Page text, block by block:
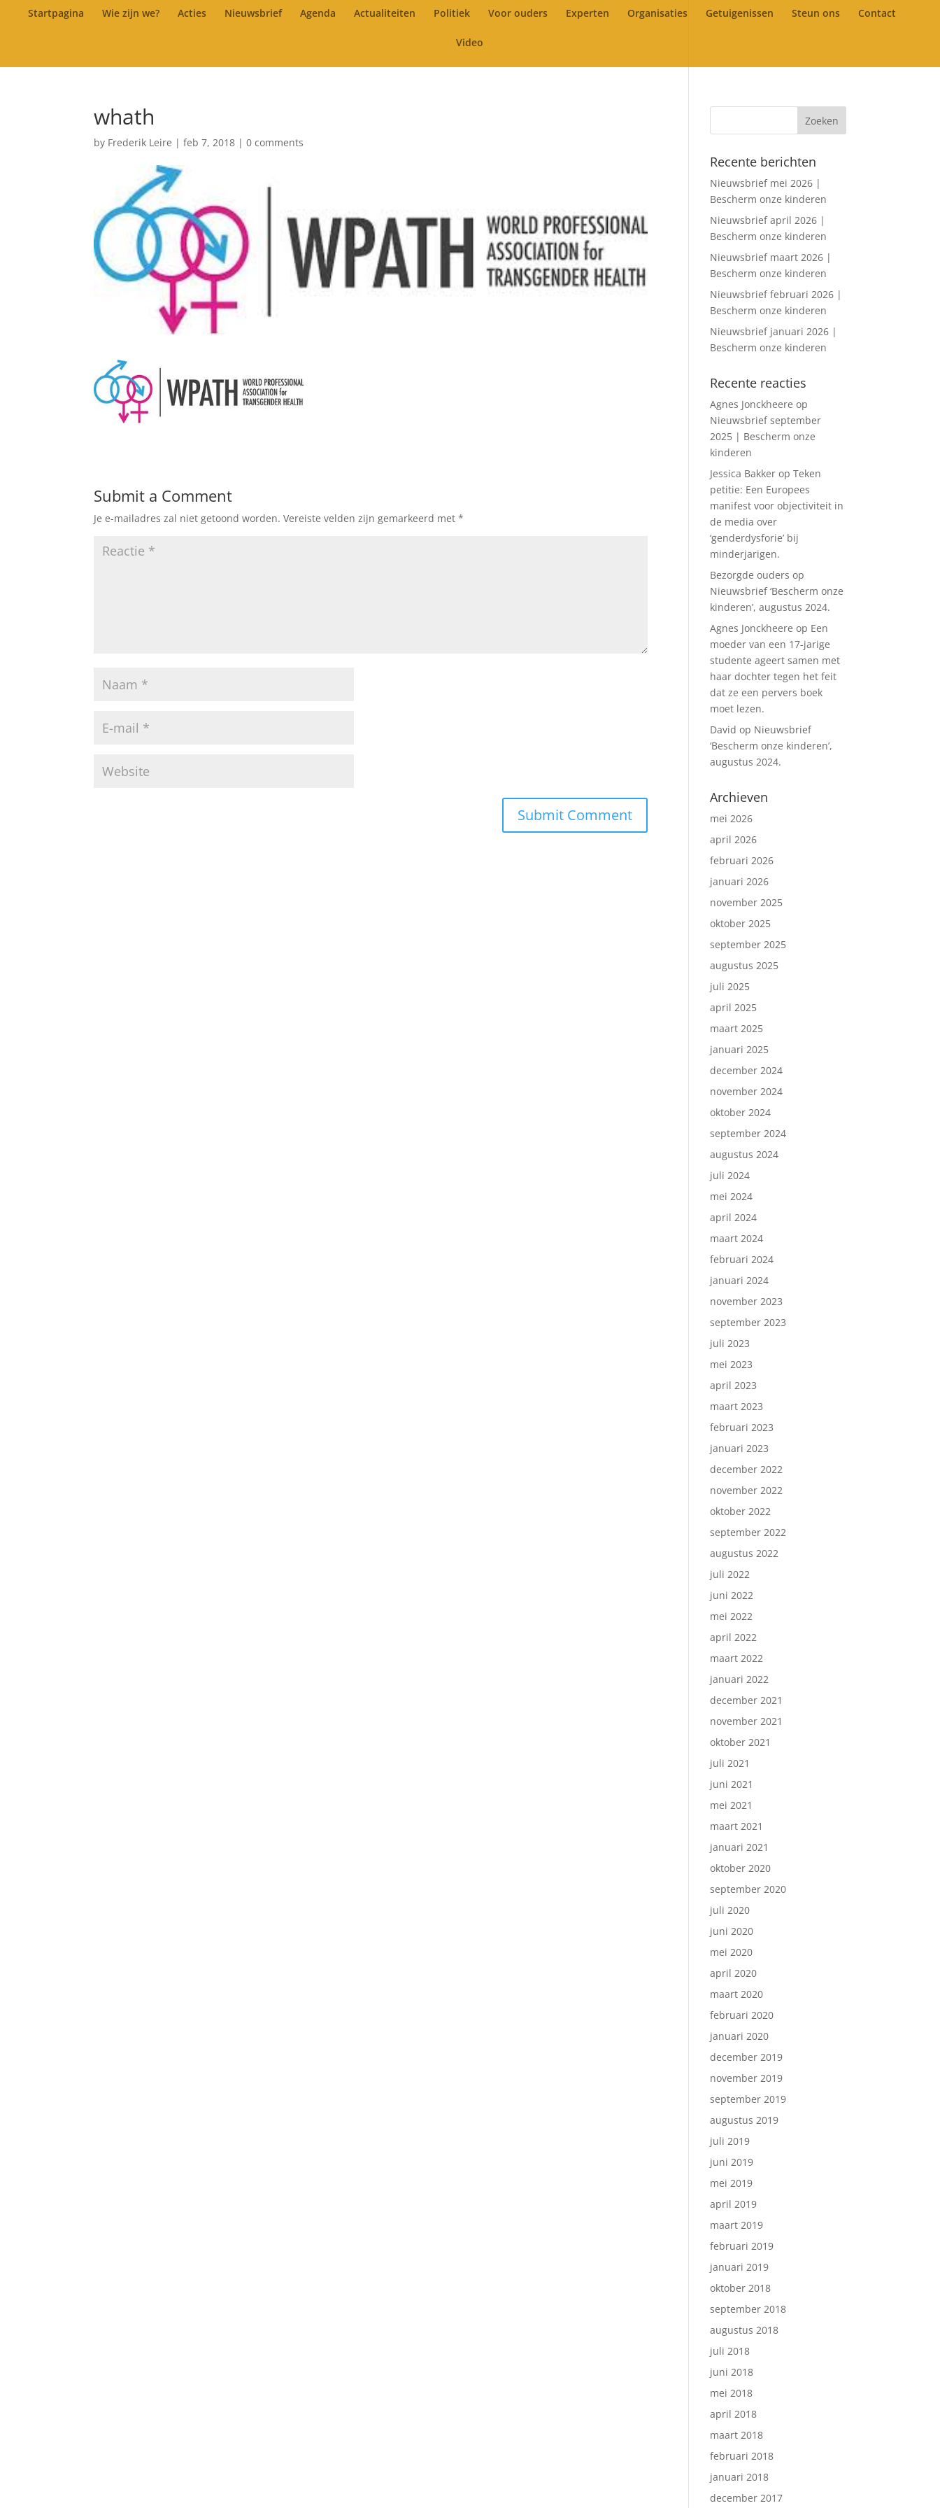
Startpagina Wie zijn we? Acties Nieuwsbrief Agenda Actualiteiten Politiek Voor ouders Experten Organisaties Getuigenissen Steun ons Contact
Video
whath
by Frederik Leire |feb 7, 2018 |0 comments
Submit a Comment
Je e-mailadres zal niet getoond worden. Vereiste velden zijn gemarkeerd met*
Recente berichten
Nieuwsbrief mei 2026 |
Bescherm onze kinderen
Nieuwsbrief april 2026 |
Bescherm onze kinderen
Nieuwsbrief maart 2026 |
Bescherm onze kinderen
Nieuwsbrief februari 2026 |
Bescherm onze kinderen
Nieuwsbrief januari 2026 |
Bescherm onze kinderen
Recente reacties
Agnes Jonckheere op
Nieuwsbrief september
2025 | Bescherm onze
kinderen
Jessica Bakker opTeken
petitie: Een Europees
manifest voor objectiviteit in
de media over
‘genderdysforie’ bij
minderjarigen.
Bezorgde ouders op
Nieuwsbrief ‘Bescherm onze
kinderen’, augustus 2024.
Agnes Jonckheere op Een
moeder van een 17-jarige
studente ageert samen met
haar dochter tegen het feit
dat ze een pervers boek
moet lezen.
David op Nieuwsbrief
‘Bescherm onze kinderen’,
augustus 2024.
Archieven
mei 2026
april 2026
februari 2026
januari 2026
november 2025
oktober 2025
september 2025
augustus 2025
juli 2025
april 2025
maart 2025
januari 2025
december 2024
november 2024
oktober 2024
september 2024
augustus 2024
juli 2024
mei 2024
april 2024
maart 2024
februari 2024
januari 2024
november 2023
september 2023
juli 2023
mei 2023
april 2023
maart 2023
februari 2023
januari 2023
december 2022
november 2022
oktober 2022
september 2022
augustus 2022
juli 2022
juni 2022
mei 2022
april 2022
maart 2022
januari 2022
december 2021
november 2021
oktober 2021
juli 2021
juni 2021
mei 2021
maart 2021
januari 2021
oktober 2020
september 2020
juli 2020
juni 2020
mei 2020
april 2020
maart 2020
februari 2020
januari 2020
december 2019
november 2019
september 2019
augustus 2019
juli 2019
juni 2019
mei 2019
april 2019
maart 2019
februari 2019
januari 2019
oktober 2018
september 2018
augustus 2018
juli 2018
juni 2018
mei 2018
april 2018
maart 2018
februari 2018
januari 2018
december 2017